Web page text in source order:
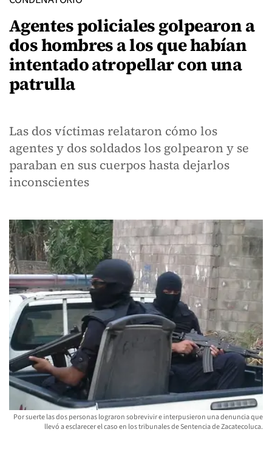
Agentes policiales golpearon a
dos hombres a los que habían
intentado atropellar con una
patrulla
Las dos víctimas relataron cómo los
agentes y dos soldados los golpearon y se
paraban en sus cuerpos hasta dejarlos
inconscientes
Por suerte las dos personas lograron sobrevivir e interpusieron una denuncia que
llevó a esclarecer el caso en los tribunales de Sentencia de Zacatecoluca.